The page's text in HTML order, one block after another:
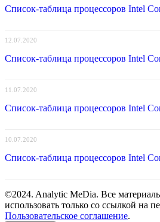
Список-таблица процессоров Intel
12.07.2020
Список-таблица процессоров Intel
11.07.2020
Список-таблица процессоров Intel
10.07.2020
Список-таблица процессоров Intel
©2024. Analytic MeDia. Все
использовать только со ссылкой на
Пользовательское соглашение.